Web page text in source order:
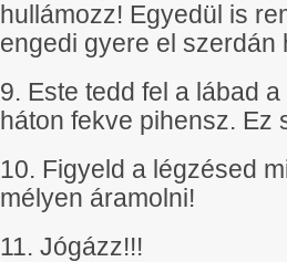
hullámozz! Egyedül is
engedi gyere el szerdán
9. Este tedd fel a lábad
háton fekve pihensz. Ez
10. Figyeld a légzésed
mélyen áramolni!
11. Jógázz!!!